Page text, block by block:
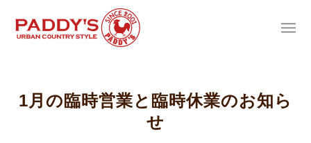
1月の臨時営業と臨時休業のお知ら
せ